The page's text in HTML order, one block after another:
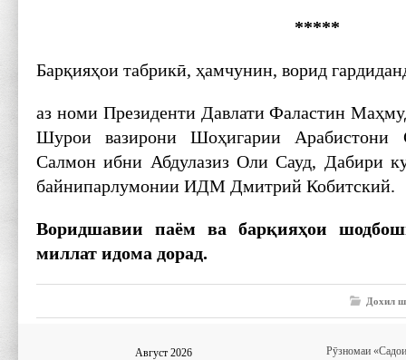
*****
Барқияҳои табрикӣ, ҳамчунин, ворид
аз номи Президенти Давлати Фаластин
Шурои вазирони Шоҳигарии
Салмон ибни Абдулазиз Оли Сауд, Дабири
байнипарлумонии ИДМ Дмитрий Кобитский.
Воридшавии паём ва барқияҳои
миллат идома дорад.
Дохил
Август 2026
Рӯзномаи